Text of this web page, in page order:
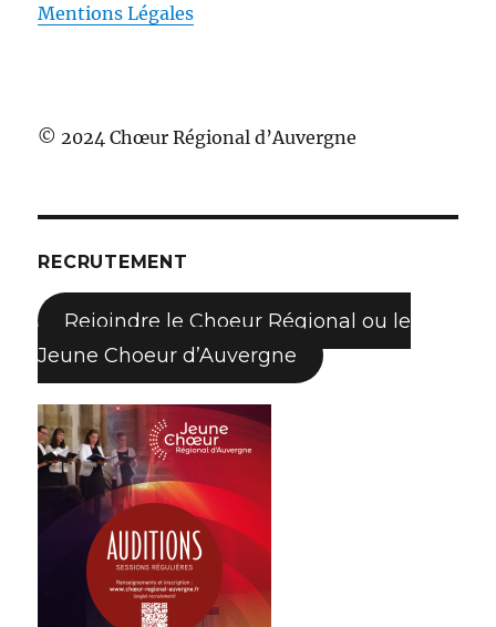
Mentions Légales
© 2024 Chœur Régional d’Auvergne
RECRUTEMENT
Rejoindre le Choeur Régional ou le
Jeune Choeur d’Auvergne